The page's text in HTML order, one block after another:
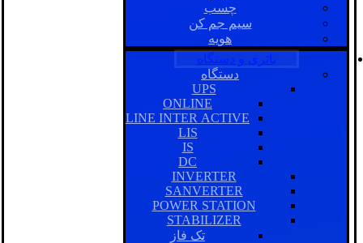
چسب
سیم جم کن
هویه
باتری و دستگاه
دستگاه
UPS
ONLINE
LINE INTER ACTIVE
LIS
IS
DC
INVERTER
SANVERTER
POWER STATION
STABILIZER
تک فاز